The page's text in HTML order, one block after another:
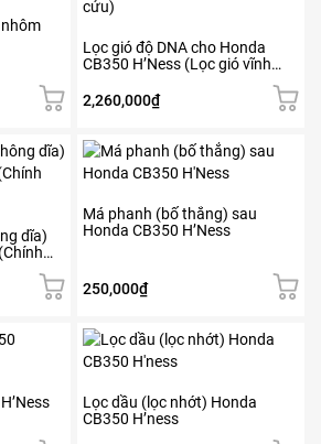
Lọc gió độ DNA cho Honda
CB350 H’Ness (Lọc gió vĩnh
2,260,000₫
dĩa)
Má phanh (bố thắng) sau
Honda CB350 H’Ness
250,000₫
Lọc dầu (lọc nhớt) Honda
CB350 H’ness